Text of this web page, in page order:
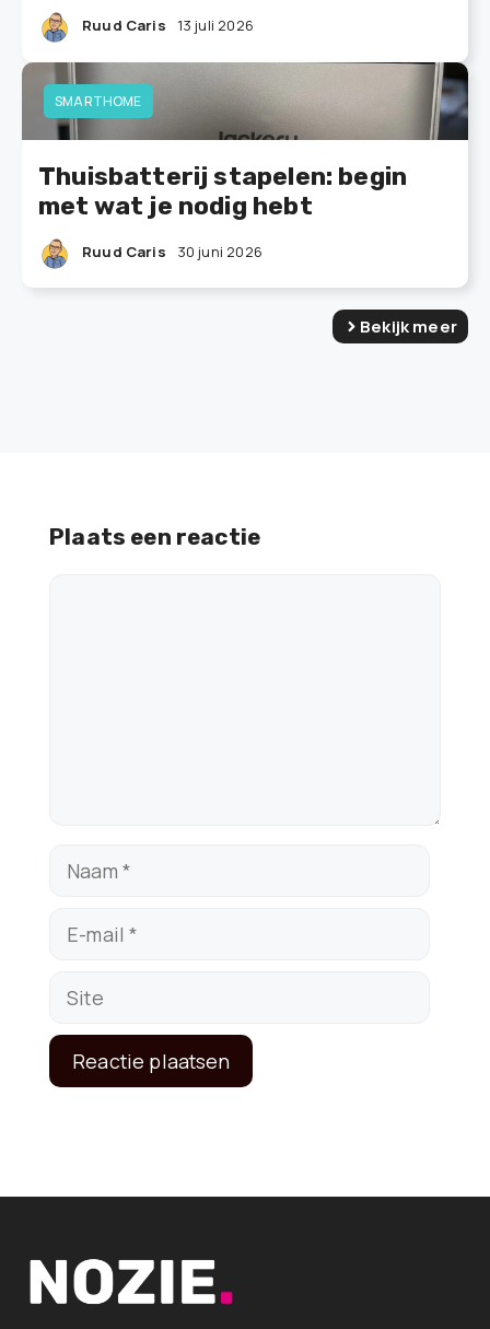
Ruud Caris 13 juli 2026
SMARTHOME
Thuisbatterij stapelen: begin
met wat je nodig hebt
Ruud Caris 30 juni 2026
Bekijk meer
Plaats een reactie
Naam
E-
mail
Site
e
n
a